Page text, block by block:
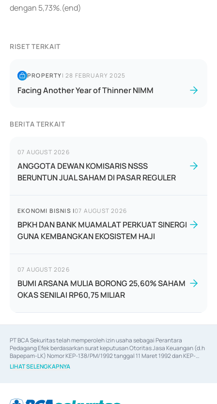
dengan 5,73%.(end)
RISET TERKAIT
PROPERTY|28 FEBRUARY 2025
Facing Another Year of Thinner NIMM
BERITA TERKAIT
07 AUGUST 2026
ANGGOTA DEWAN KOMISARIS NSSS
BERUNTUN JUAL SAHAM DI PASAR REGULER
EKONOMI BISNIS |07 AUGUST 2026
BPKH DAN BANK MUAMALAT PERKUAT SINERGI
GUNA KEMBANGKAN EKOSISTEM HAJI
07 AUGUST 2026
BUMI ARSANA MULIA BORONG 25,60% SAHAM
OKAS SENILAI RP60,75 MILIAR
PT BCA Sekuritas telah memperoleh izin usaha sebagai Perantara
Pedagang Efek berdasarkan surat keputusan Otoritas Jasa Keuangan (d.h
Bapepam-LK) Nomor KEP-138/PM/1992 tanggal 11 Maret 1992 dan KEP-
06/D.04/2014 tanggal 28 Februari 2014, izin usaha sebagai Penjamin Emisi
Efek berdasarkan surat keputusan Otoritas Jasa Keuangan Nomor KEP-
berdasarkan surat keputusan Otoritas Jasa Keuangan Nomor S-
LIHAT SELENGKAPNYA